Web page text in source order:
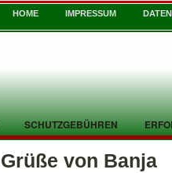
HOME IMPRESSUM
SCHUTZGEBÜHREN
Grüße von Banja